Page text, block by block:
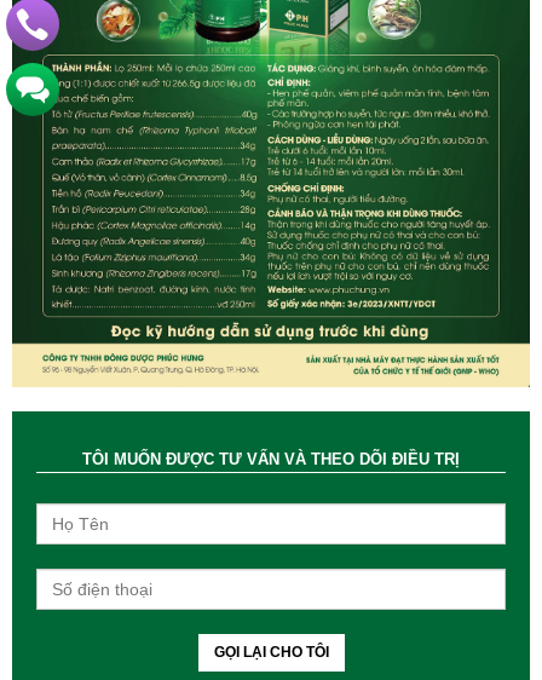
TÔI MUỐN ĐƯỢC TƯ VẤN VÀ THEO DÕI ĐIỀU TRỊ
GỌI LẠI CHO TÔI